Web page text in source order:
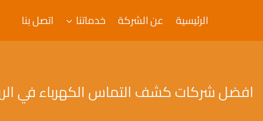
الرئيسية عن الشركة خدماتنا اتصل بنا
افضل شركات كشف التماس الكهرباء في